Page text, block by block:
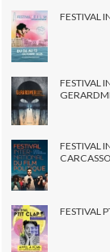
FESTIVAL
FESTIVAL
FESTIVAL
FESTIVAL